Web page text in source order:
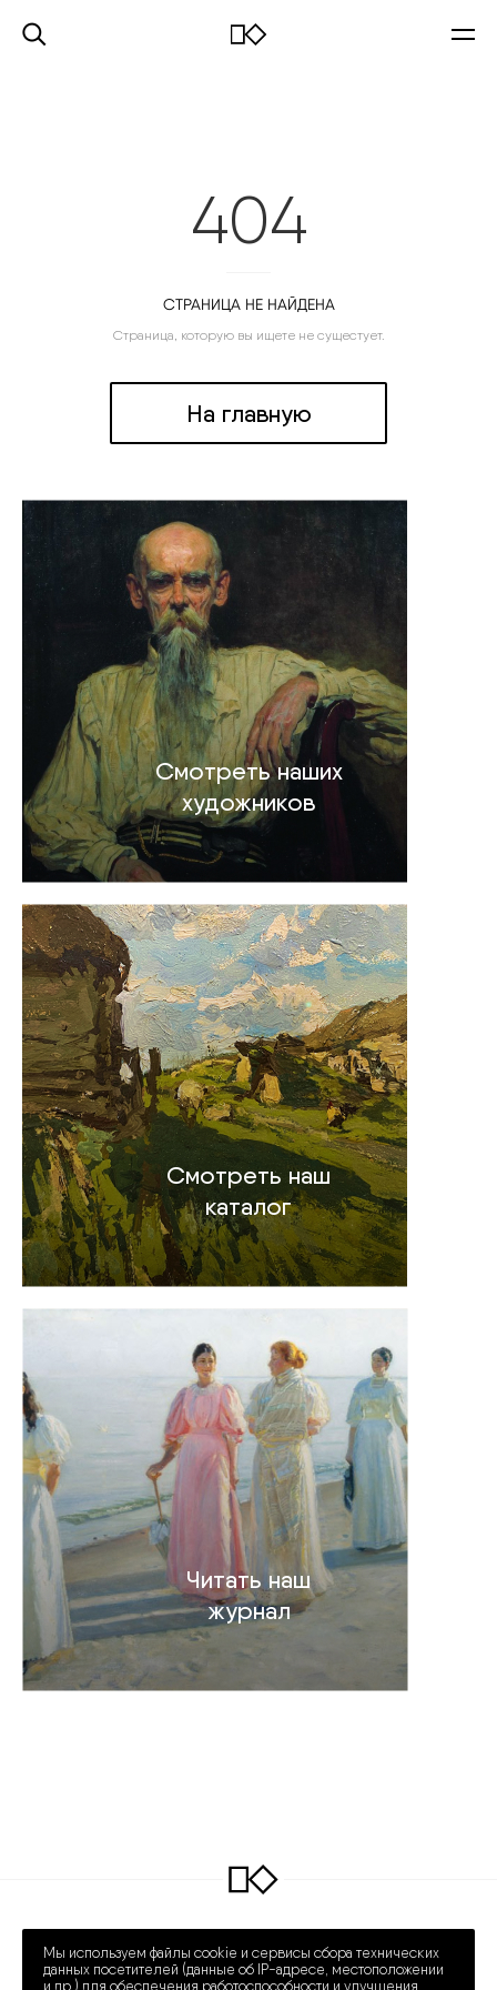
404
СТРАНИЦА НЕ НАЙДЕНА
Страница, которую вы ищете не сущестует.
На главную
Смотреть наших
художников
Смотреть наш
каталог
Читать наш
журнал
ПРЕЧИСТЕНКА 30/2
ПН – СБ 12:00 – 20:00
Мы используем файлы cookie и сервисы сбора технических
данных посетителей (данные об IP-адресе, местоположении
и др.) для обеспечения работоспособности и улучшения